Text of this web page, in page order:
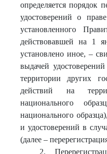
определяется порядок
удостоверений о
установленного
действовавшей на 1
установлено иное, –
выдачей
территории других
действий на
национального
национального
и удостоверений в
(далее –
2.